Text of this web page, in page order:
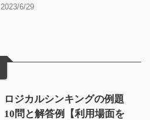
2023/6/29
ロジカルシンキングの例題
10問と解答例【利用場面を